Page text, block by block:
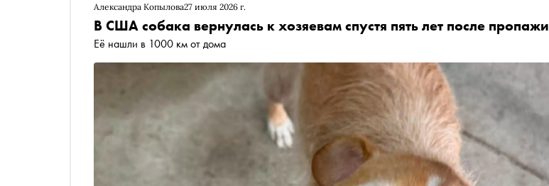
Александра Копылова27 июля 2026 г.
В США собака вернулась к хозяевам спустя пять лет после пропажи
Её нашли в 1000 км от дома